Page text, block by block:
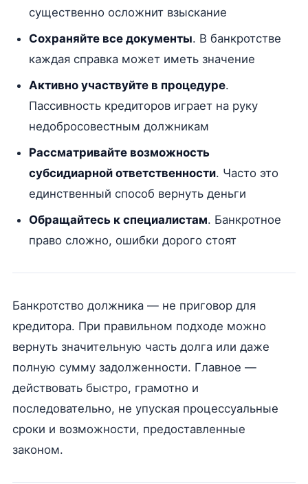
существенно осложнит взыскание
Сохраняйте все документы. В банкротстве
каждая справка может иметь значение
Активно участвуйте в процедуре.
Пассивность кредиторов играет на руку
недобросовестным должникам
Рассматривайте возможность
субсидиарной ответственности. Часто это
единственный способ вернуть деньги
Обращайтесь к специалистам. Банкротное
право сложно, ошибки дорого стоят
Банкротство должника — не приговор для
кредитора. При правильном подходе можно
вернуть значительную часть долга или даже
полную сумму задолженности. Главное —
действовать быстро, грамотно и
последовательно, не упуская процессуальные
сроки и возможности, предоставленные
законом.